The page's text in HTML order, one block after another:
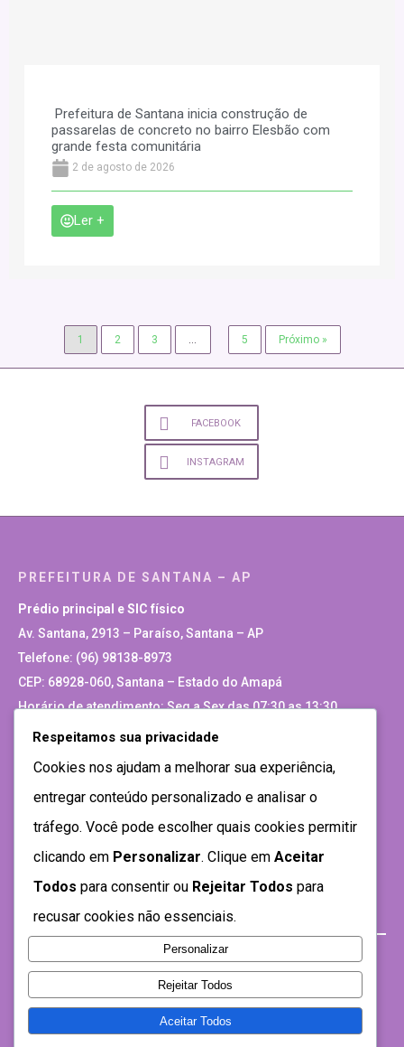
Prefeitura de Santana inicia construção de
passarelas de concreto no bairro Elesbão com
grande festa comunitária
2 de agosto de 2026
Ler +
1 2 3 … 5 Próximo »
FACEBOOK
INSTAGRAM
PREFEITURA DE SANTANA – AP
Prédio principal e SIC físico
Av. Santana, 2913 – Paraíso, Santana – AP
Telefone: (96) 98138-8973
CEP: 68928-060, Santana – Estado do Amapá
Horário de atendimento: Seg a Sex das 07:30 as 13:30
Site Antigo
Respeitamos sua privacidade
Cookies nos ajudam a melhorar sua experiência,
entregar conteúdo personalizado e analisar o
tráfego. Você pode escolher quais cookies permitir
clicando em Personalizar. Clique em Aceitar
Todos para consentir ou Rejeitar Todos para
recusar cookies não essenciais.
Personalizar
Rejeitar Todos
Aceitar Todos